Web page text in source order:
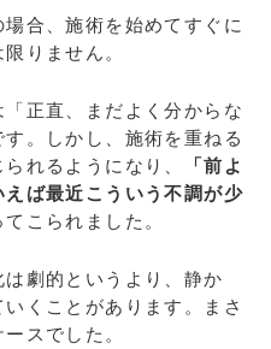
合、施術を始めてすぐに
りません。
正直、まだよく分からな
。しかし、施術を重ねる
れるようになり、
「前よ
ば最近こういう不調が少
こられました。
劇的というより、静か
くことがあります。まさ
スでした。